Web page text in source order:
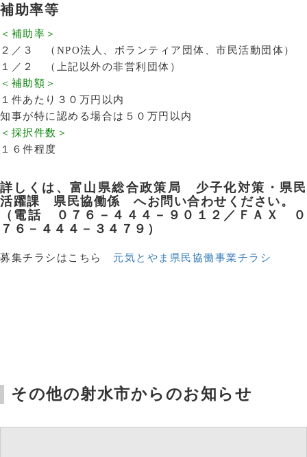
補助率等
＜補助率＞
２／３ （NPO法人、ボランティア団体、市民活動団体）
１／２ （上記以外の非営利団体）
＜補助額＞
１件あたり３０万円以内
知事が特に認める場合は５０万円以内
＜採択件数＞
１６件程度
詳しくは、富山県総合政策局 少子化対策・県民
活躍課 県民協働係 へお問い合わせください。
（電話 ０７６－４４４－９０１２／ＦＡＸ ０
７６－４４４－３４７９）
募集チラシはこちら 元気とやま県民協働事業チラシ
その他の射水市からのお知らせ